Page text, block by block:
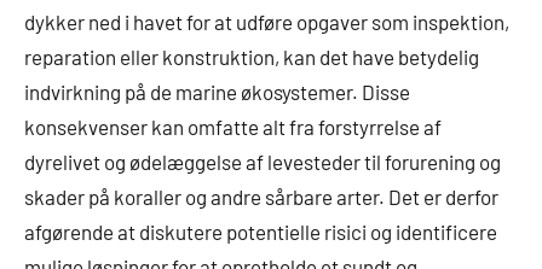
dykker ned i havet for at udføre opgaver som inspektion,
reparation eller konstruktion, kan det have betydelig
indvirkning på de marine økosystemer. Disse
konsekvenser kan omfatte alt fra forstyrrelse af
dyrelivet og ødelæggelse af levesteder til forurening og
skader på koraller og andre sårbare arter. Det er derfor
afgørende at diskutere potentielle risici og identificere